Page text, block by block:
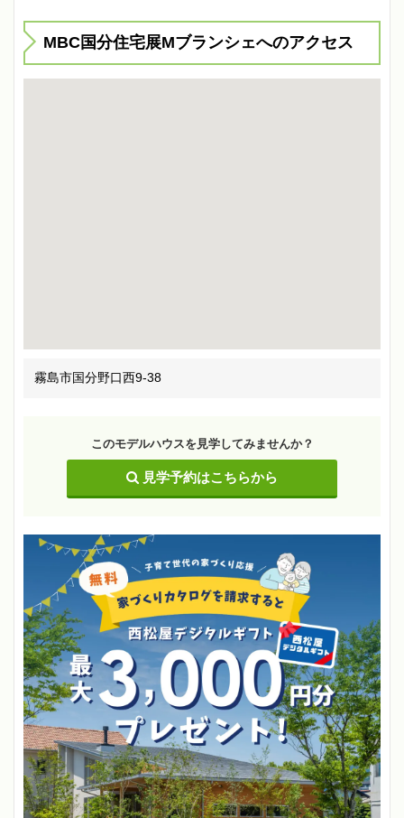
MBC国分住宅展Mブランシェへのアクセス
霧島市国分野口西9-38
このモデルハウスを見学してみませんか？
見学予約はこちらから